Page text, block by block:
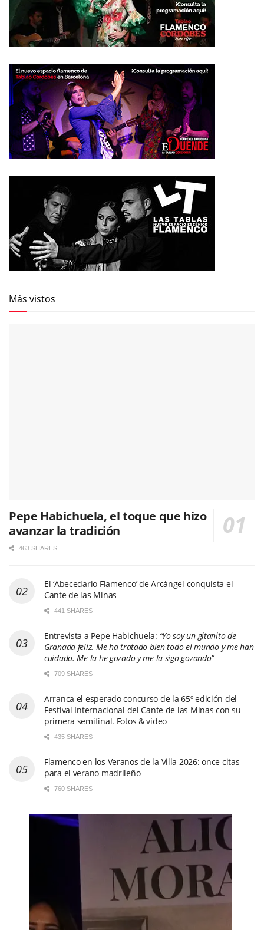
Más vistos
Pepe Habichuela, el toque que hizo
avanzar la tradición
463 SHARES
El ‘Abecedario Flamenco’ de Arcángel conquista el
Cante de las Minas
441 SHARES
Entrevista a Pepe Habichuela: “Yo soy un gitanito de
Granada feliz. Me ha tratado bien todo el mundo y me han
cuidado. Me la he gozado y me la sigo gozando”
709 SHARES
Arranca el esperado concurso de la 65º edición del
Festival Internacional del Cante de las Minas con su
primera semifinal. Fotos & vídeo
435 SHARES
Flamenco en los Veranos de la Villa 2026: once citas
para el verano madrileño
760 SHARES